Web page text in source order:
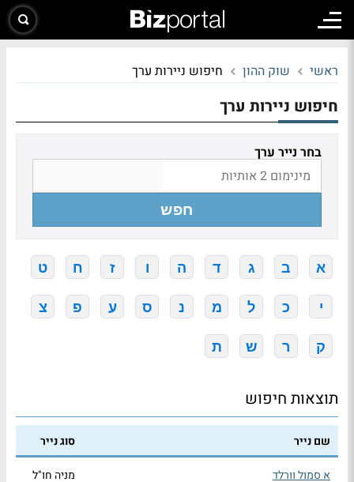
ראשי שוק ההון חיפוש ניירות ערך
חיפוש ניירות ערך
בחר נייר ערך
חפש
א ב ג ד ה ו ז ח ט
י כ ל מ נ ס ע פ צ
ק ר ש ת
תוצאות חיפוש
שם נייר סוג נייר
א סמול וורלד מניה חו"ל